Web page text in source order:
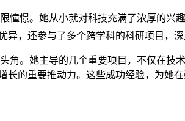
憬。她从小就对科技充满了浓厚的兴
，还参与了多个跨学科的科研项目，
角。她主导的几个重要项目，不仅在
的重要推动力。这些成功经验，为她